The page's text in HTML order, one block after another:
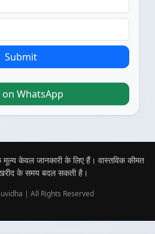
Submit
on WhatsApp
मूल्य केवल जानकारी के लिए हैं। वास्तविक कीमत
के समय बदल सकती है।
| All Rights Reserved